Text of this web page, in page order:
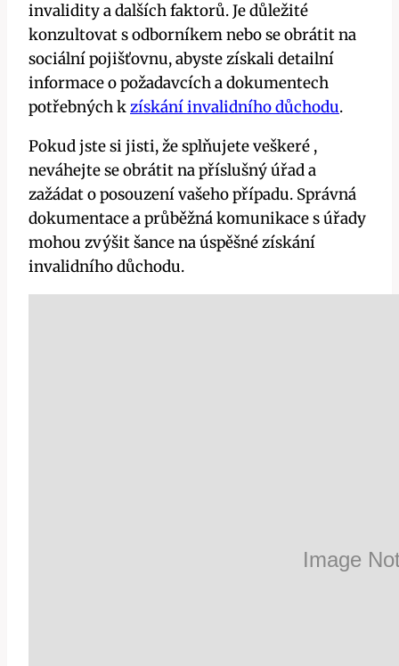
‌invalidity a dalších faktorů. Je důležité
konzultovat⁢ s ⁢odborníkem nebo se obrátit na
sociální‌ pojišťovnu, abyste získali ‍detailní
informace ⁤o⁤ požadavcích a dokumentech
potřebných kzískání invalidního ‌důchodu.
Pokud jste si jisti, že⁤ splňujete veškeré ,
neváhejte​ se obrátit na ⁣příslušný úřad⁤ a⁢
zažádat⁣ o posouzení vašeho případu. ⁢Správná
dokumentace a průběžná komunikace⁢ s úřady
⁣mohou ‍zvýšit šance na úspěšné získání
invalidního důchodu.